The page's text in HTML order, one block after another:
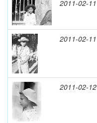
2011-02-11
2011-02-11
2011-02-12